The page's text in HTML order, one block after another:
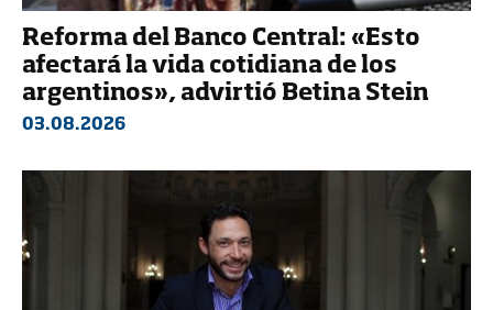
Reforma del Banco Central: «Esto
afectará la vida cotidiana de los
argentinos», advirtió Betina Stein
03.08.2026